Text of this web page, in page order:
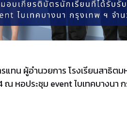
แทน ผู้อำนวยการ โรงเรียนสาธิ
หอประชุม event ไบเทคบางนา